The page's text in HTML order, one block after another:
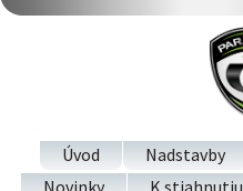
Úvod Nadstavby